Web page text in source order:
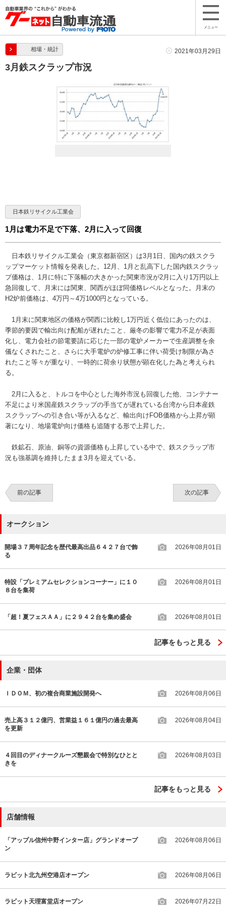
メニュー
相場・統計 2021年03月29日
3月鉄スクラップ市況
日本鉄リサイクル工業会
1月は電力不足で下落、2月に入って回復
日本鉄リサイクル工業会（東京都新宿区）は3月1日、国内の鉄スクラ
ップマーケット情報を発表した。12月、1月と乱高下した国内鉄スクラッ
プ価格は、1月に特に下落幅の大きかった関東市況が2月に入り1万円以上
急回復して、月末には関東、関西がほぼ同価格レベルとなった。月末の
H2炉前価格は、4万円～4万1000円となっている。
1月末に関東地区の価格が関西に比較し1万円近く低位にあったのは、
季節的要因で輸出向け配船が遅れたこと、厳冬の影響で電力不足が表面
化し、電力会社の節電要請に応じた一部の電炉メーカーで生産調整を余
儀なくされたこと、さらに大手電炉の炉修工事に伴い荷受け制限が為さ
れたこと等々が重なり、一時的に荷余り状態が顕在化した為と考えられ
る。
2月に入ると、トルコを中心とした海外市況も回復した他、コンテナー
不足により米国産鉄スクラップの手当てが遅れている台湾から日本産鉄
スクラップへの引き合い等が入るなど、輸出向けFOB価格から上昇が顕
著になり、地場電炉向け価格も追随する形で上昇した。
鉄鉱石、原油、銅等の資源価格も上昇している中で、鉄スクラップ市
況も強基調を維持したまま3月を迎えている。
前の記事 次の記事
オークション
開場３７周年記念を歴代最高出品６４２７台で飾
る
2026年08月01日
特設「プレミアムセレクションコーナー」に１０
８台を集荷
2026年08月01日
「超！夏フェスＡＡ」に２９４２台を集め盛会 2026年08月01日
記事をもっと見る
企業・団体
ＩＤＯＭ、初の複合商業施設開発へ 2026年08月06日
売上高３１２億円、営業益１６１億円の過去最高
を更新
2026年08月04日
４回目のディナークルーズ懇親会で特別なひとと
きを
2026年08月03日
記事をもっと見る
店舗情報
「アップル信州中野インター店」グランドオープ
ン
2026年08月06日
ラビット北九州空港店オープン 2026年08月06日
ラビット天理富堂店オープン 2026年07月22日